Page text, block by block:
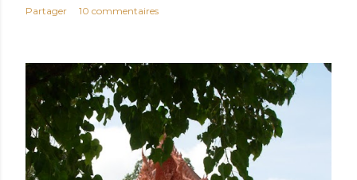
Partager 10 commentaires